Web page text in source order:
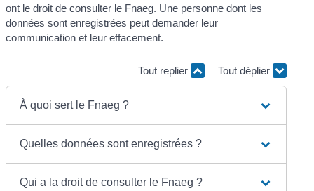
ont le droit de consulter le Fnaeg. Une personne dont les
données sont enregistrées peut demander leur
communication et leur effacement.
Tout replier Tout déplier
À quoi sert le Fnaeg ?
Quelles données sont enregistrées ?
Qui a la droit de consulter le Fnaeg ?